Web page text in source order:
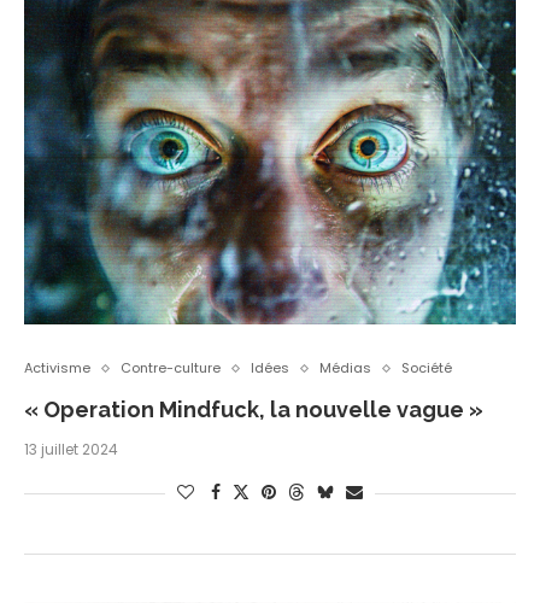
Activisme Contre-culture Idées Médias Société
« Operation Mindfuck, la nouvelle vague »
13 juillet 2024